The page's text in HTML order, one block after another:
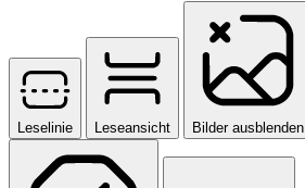
Leselinie Leseansicht Bilder ausblenden